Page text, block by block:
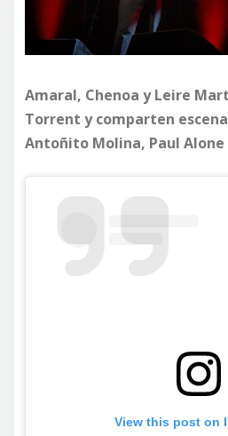
Amaral, Chenoa y Leire
Torrent y comparten
Antoñito Molina, Paul Alone
View this post on